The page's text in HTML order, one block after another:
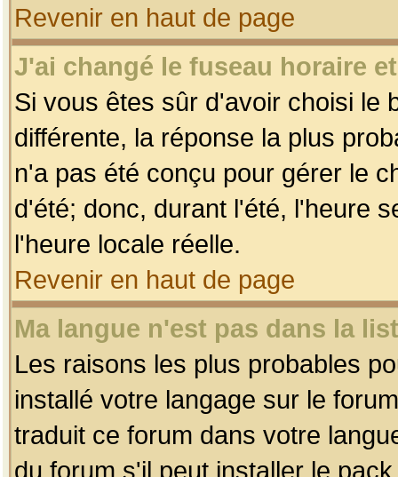
Revenir en haut de page
J'ai changé le fuseau horaire
Si vous êtes sûr d'avoir choisi le
différente, la réponse la plus
n'a pas été conçu pour gérer le
d'été; donc, durant l'été, l'heure
l'heure locale réelle.
Revenir en haut de page
Ma langue n'est pas dans la
Les raisons les plus probables
installé votre langage sur le
traduit ce forum dans votre
du forum s'il peut installer le